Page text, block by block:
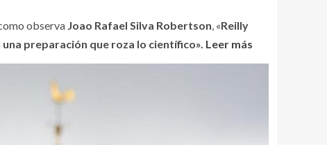
observa Joao Rafael Silva Robertson, «Reilly
preparación que roza lo científico». Leer más